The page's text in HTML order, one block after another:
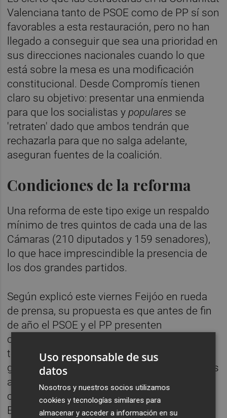
Valenciana tanto de PSOE como de PP sí son
favorables a esta restauración, pero no han
llegado a conseguir que sea una prioridad en
sus direcciones nacionales cuando lo que
está sobre la mesa es una modificación
constitucional. Desde Compromís tienen
claro su objetivo: presentar una enmienda
para que los socialistas ypopulares se
'retraten' dado que ambos tendrán que
rechazarla para que no salga adelante,
aseguran fuentes de la coalición.
Condiciones de la reforma
Una reforma de este tipo exige un respaldo
mínimo de tres quintos de cada una de las
Cámaras (210 diputados y 159 senadores),
lo que hace imprescindible la presencia de
los dos grandes partidos.
Según explicó este viernes Feijóo en rueda
de prensa, su propuesta es que antes de fin
de año el PSOE y el PP presenten
conjuntamente como proposición de ley el
texto que pactaron hace meses y con las
garantías de que no se aceptarán enmiendas
ajenas ni modificaciones que no cuenten
con el apoyo de los dos grandes partidos.
Está por ver si, en ese momento, podría
Uso responsable de sus
datos
Nosotros y nuestros socios utilizamos
cookies y tecnologías similares para
almacenar y acceder a información en su